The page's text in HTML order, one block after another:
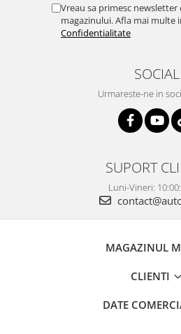
Vreau sa primesc
magazinului. Afla mai multe
Confidentialitate
SOCIAL
Urmareste-ne in
SUPORT
Luni-Vineri:
MAGAZINUL
CLIENTI
DATE